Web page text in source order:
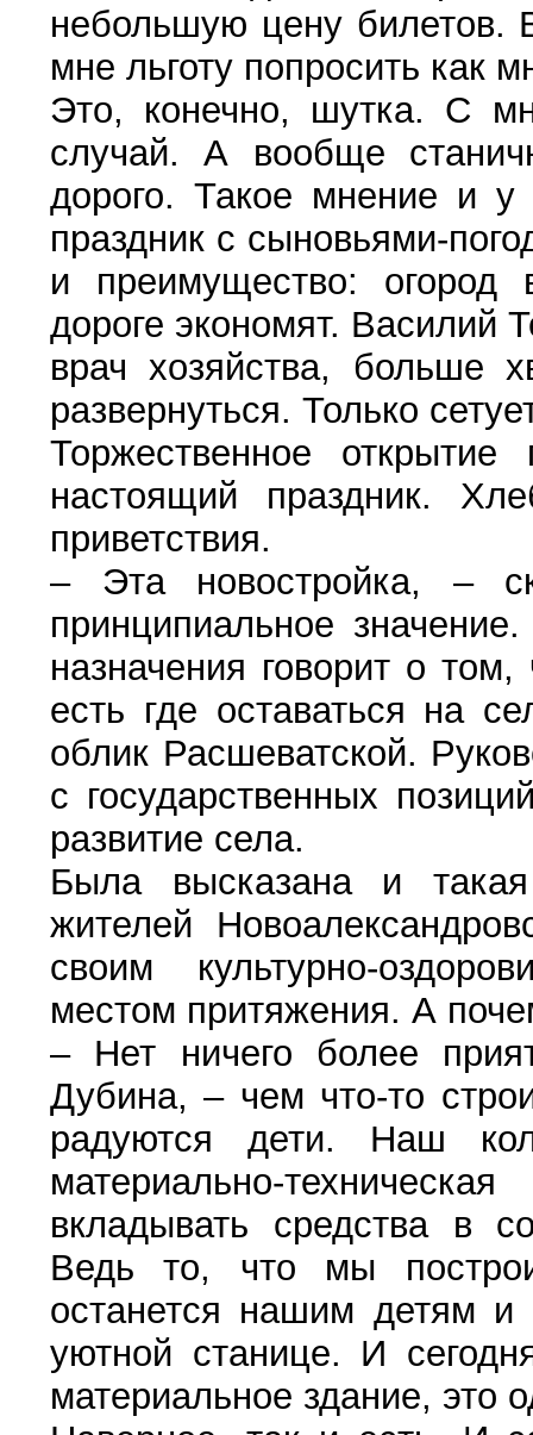
небольшую цену билетов.
мне льготу попросить как
Это, конечно, шутка. С
случай. А вообще
дорого. Такое мнение и
праздник с сыновьями-
и преимущество:
дороге экономят. Василий
врач хозяйства, больше
развернуться. Только
Торжественное открытие
настоящий праздник.
приветствия.
– Эта новостройка, –
принципиальное
назначения говорит о
есть где оставаться на
облик Расшеватской.
с государственных
развитие села.
Была высказана и
жителей
своим культурно-
местом притяжения. А
– Нет ничего более
Дубина, – чем что-то
радуются дети. Наш
материально-
вкладывать средства в
Ведь то, что мы
останется нашим детям
уютной станице. И
материальное здание, это